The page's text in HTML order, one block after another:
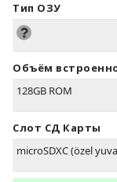
Тип ОЗУ
Объём
128GB ROM
Слот СД Карты
microSDXC (özel